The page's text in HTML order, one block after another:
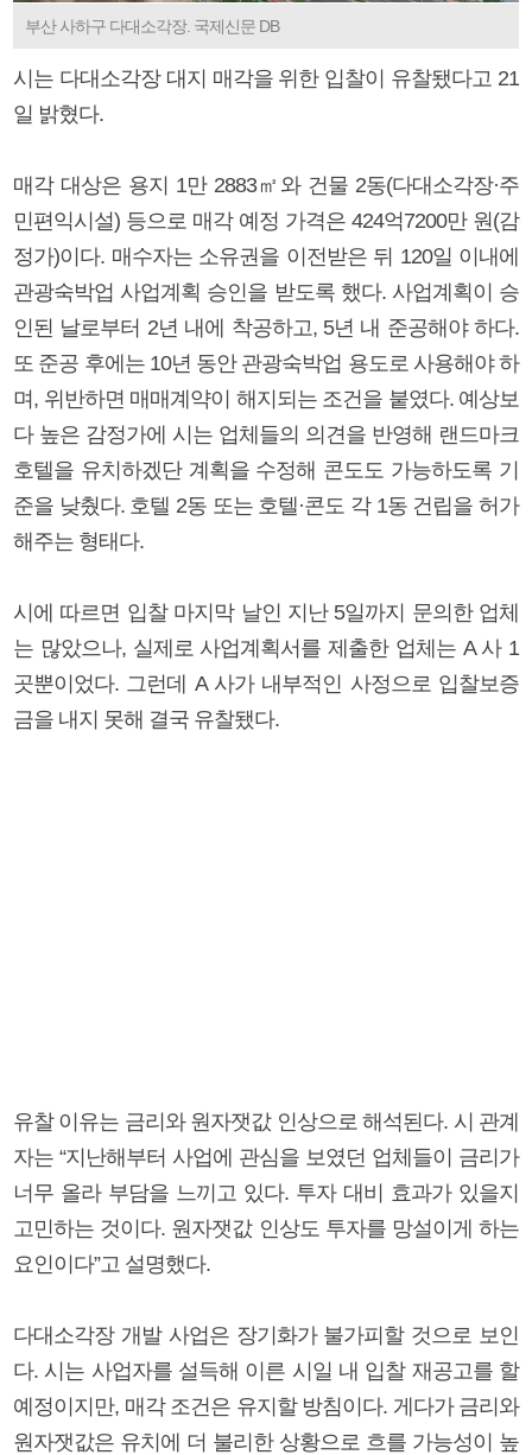
부산 사하구 다대소각장. 국제신문 DB
시는 다대소각장 대지 매각을 위한 입찰이 유찰됐다고 21
일 밝혔다.
매각 대상은 용지 1만 2883㎡와 건물 2동(다대소각장·주
민편익시설) 등으로 매각 예정 가격은 424억7200만 원(감
정가)이다. 매수자는 소유권을 이전받은 뒤 120일 이내에
관광숙박업 사업계획 승인을 받도록 했다. 사업계획이 승
인된 날로부터 2년 내에 착공하고, 5년 내 준공해야 하다.
또 준공 후에는 10년 동안 관광숙박업 용도로 사용해야 하
며, 위반하면 매매계약이 해지되는 조건을 붙였다. 예상보
다 높은 감정가에 시는 업체들의 의견을 반영해 랜드마크
호텔을 유치하겠단 계획을 수정해 콘도도 가능하도록 기
준을 낮췄다. 호텔 2동 또는 호텔·콘도 각 1동 건립을 허가
해주는 형태다.
시에 따르면 입찰 마지막 날인 지난 5일까지 문의한 업체
는 많았으나, 실제로 사업계획서를 제출한 업체는 A 사 1
곳뿐이었다. 그런데 A 사가 내부적인 사정으로 입찰보증
금을 내지 못해 결국 유찰됐다.
유찰 이유는 금리와 원자잿값 인상으로 해석된다. 시 관계
자는 “지난해부터 사업에 관심을 보였던 업체들이 금리가
너무 올라 부담을 느끼고 있다. 투자 대비 효과가 있을지
고민하는 것이다. 원자잿값 인상도 투자를 망설이게 하는
요인이다”고 설명했다.
다대소각장 개발 사업은 장기화가 불가피할 것으로 보인
다. 시는 사업자를 설득해 이른 시일 내 입찰 재공고를 할
예정이지만, 매각 조건은 유지할 방침이다. 게다가 금리와
원자잿값은 유치에 더 불리한 상황으로 흐를 가능성이 높